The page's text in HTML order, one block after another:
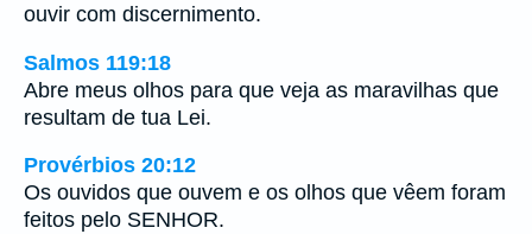
ouvir com discernimento.
Salmos 119:18
Abre meus olhos para que veja as maravilhas que
resultam de tua Lei.
Provérbios 20:12
Os ouvidos que ouvem e os olhos que vêem foram
feitos pelo SENHOR.